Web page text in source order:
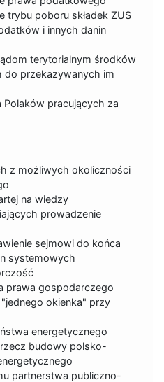
trybu poboru składek ZUS
i innych danin
terytorialnym środków
do przekazywanych im
pracujących za
z możliwych okoliczności
na wiedzy
prowadzenie
sejmowi do końca
systemowych
prawa gospodarczego
okienka" przy
energetycznego
rzecz budowy polsko-
partnerstwa publiczno-